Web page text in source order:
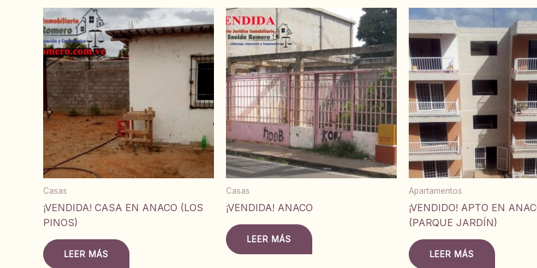
Casas
¡VENDIDA! CASA EN ANACO (LOS
PINOS)
LEER MÁS
Casas
¡VENDIDA! ANACO
LEER MÁS
Apartamentos
¡VENDIDO! APTO EN
(PARQUE JARDÍN)
LEER MÁS